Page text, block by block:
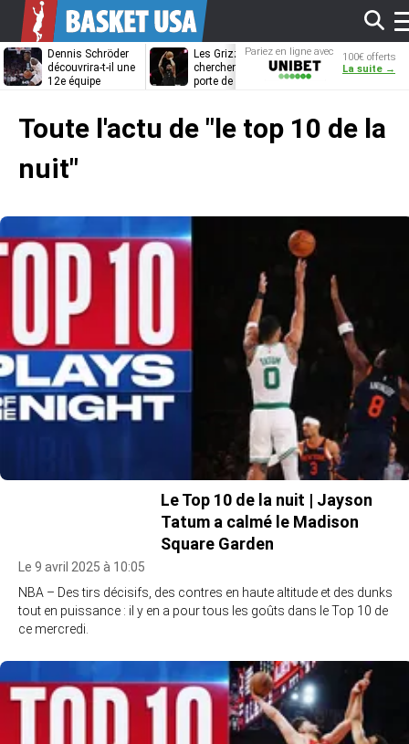
Dennis Schröder
découvrira-t-il une
12e équipe
Les Grizzlies
cherchent déjà une
porte de sortie
Dwane Casey
bientôt coach
Pariez en ligne avec
Unibet
100€ offerts
La suite →
Toute l'actu de "le top 10 de la
nuit"
Le Top 10 de la nuit | Jayson
Tatum a calmé le Madison
Square Garden
Le 9 avril 2025 à 10:05
NBA – Des tirs décisifs, des contres en haute altitude et des dunks
tout en puissance : il y en a pour tous les goûts dans le Top 10 de
ce mercredi.